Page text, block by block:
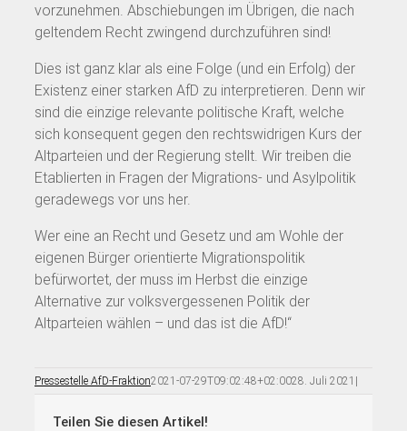
vorzunehmen. Abschiebungen im Übrigen, die nach
geltendem Recht zwingend durchzuführen sind!
Dies ist ganz klar als eine Folge (und ein Erfolg) der
Existenz einer starken AfD zu interpretieren. Denn wir
sind die einzige relevante politische Kraft, welche
sich konsequent gegen den rechtswidrigen Kurs der
Altparteien und der Regierung stellt. Wir treiben die
Etablierten in Fragen der Migrations- und Asylpolitik
geradewegs vor uns her.
Wer eine an Recht und Gesetz und am Wohle der
eigenen Bürger orientierte Migrationspolitik
befürwortet, der muss im Herbst die einzige
Alternative zur volksvergessenen Politik der
Altparteien wählen – und das ist die AfD!“
Pressestelle AfD-Fraktion2021-07-29T09:02:48+02:0028. Juli 2021 |
Teilen Sie diesen Artikel!